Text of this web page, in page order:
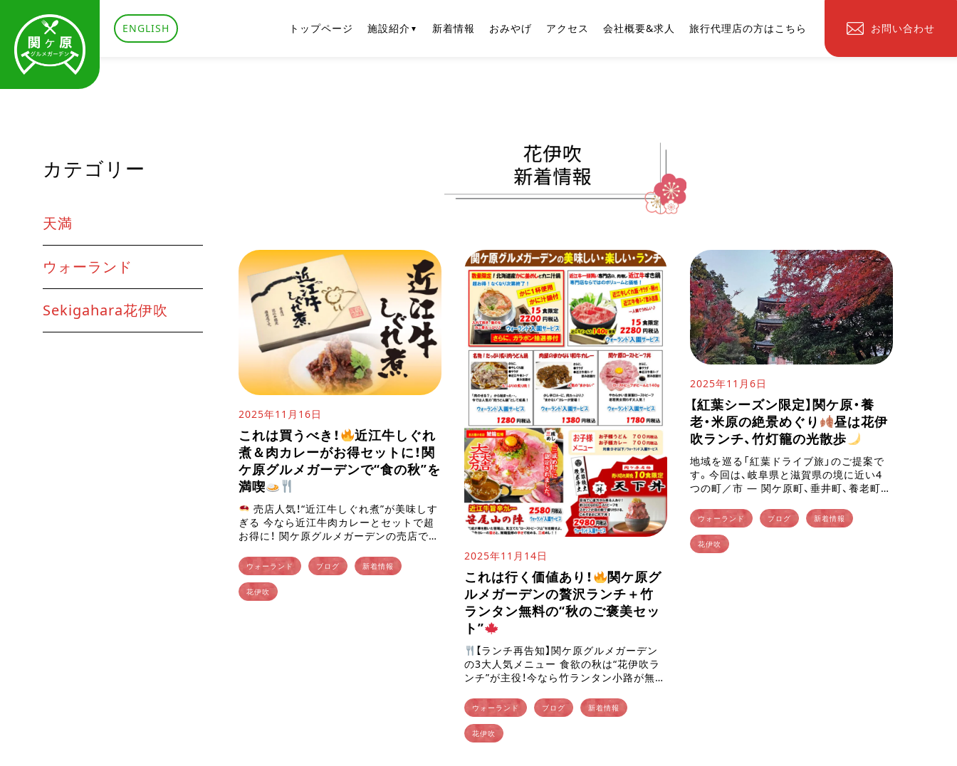
ENGLISH トップページ 施設紹介 新着情報 おみやげ アクセス 会社概要&求人 旅行代理店の方はこちら お問い合わせ
カテゴリー
天満
ウォーランド
Sekigahara花伊吹
2025年11月16日
これは買うべき！
近江牛しぐれ
煮＆肉カレーがお得セットに！関
ケ原グルメガーデンで“食の秋”を
満喫
売店人気！“近江牛しぐれ煮”が美味しす
ぎる 今なら近江牛肉カレーとセットで超
お得に！ 関ケ原グルメガーデンの売店でひ
「近江牛しぐれ煮（1,100円）」 です。 &
[…]
ウォーランド ブログ 新着情報
花伊吹
2025年11月14日
これは行く価値あり！
関ケ原グ
ルメガーデンの贅沢ランチ＋竹
ランタン無料の“秋のご褒美セッ
ト”
【ランチ再告知】関ケ原グルメガーデン
の3大人気メニュー 食欲の秋は“花伊吹ラ
ンチ”が主役！今なら竹ランタン小路が無料
予約をいただいており、時間帯によっ […]
ウォーランド ブログ 新着情報
花伊吹
2025年11月6日
【紅葉シーズン限定】関ケ原・養
老・米原の絶景めぐり
昼は花伊
吹ランチ、竹灯籠の光散歩
地域を巡る「紅葉ドライブ旅」のご提案で
す。今回は、岐阜県と滋賀県の境に近い4
つの町／市 ― 関ケ原町、垂井町、養老町、
のある紅葉スポット” をご紹介します。紅
葉時期とともに、訪れ […]
ウォーランド ブログ 新着情報
花伊吹